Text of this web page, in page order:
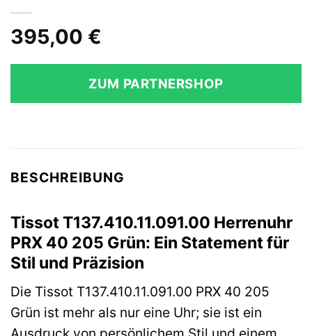
395,00 €
ZUM PARTNERSHOP
BESCHREIBUNG
Tissot T137.410.11.091.00 Herrenuhr
PRX 40 205 Grün: Ein Statement für
Stil und Präzision
Die Tissot T137.410.11.091.00 PRX 40 205
Grün ist mehr als nur eine Uhr; sie ist ein